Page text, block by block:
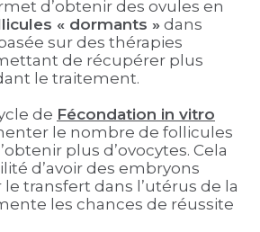
d’obtenir des ovules en
« dormants » dans
basée sur des thérapies
de récupérer plus
le traitement.
de Fécondation in vitro
le nombre de follicules
plus d’ovocytes. Cela
d’avoir des embryons
transfert dans l’utérus de la
les chances de réussite